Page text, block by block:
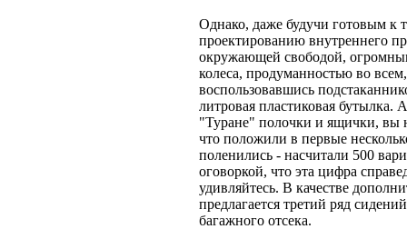
Однако, даже будучи готовым к
проектированию внутреннего
окружающей свободой,
колеса, продуманностью во
воспользовавшись
литровая пластиковая бутылка.
"Туране" полочки и ящички, вы
что положили в первые
поленились - насчитали 500
оговоркой, что эта цифра
удивляйтесь. В качестве
предлагается третий ряд
багажного отсека.